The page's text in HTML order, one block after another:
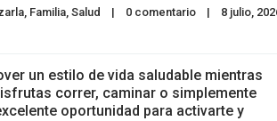
, Familia, Salud | 0 comentario |
un estilo de vida saludable mientras
correr, caminar o simplemente
oportunidad para activarte y